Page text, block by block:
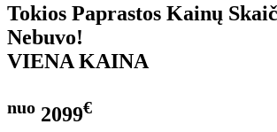
Tokios Paprastos Kainų
Nebuvo!
VIENA KAINA
nuo 2099€